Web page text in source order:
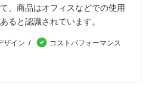
、商品はオフィスなどでの使用
ると認識されています。
ザイン
コストパフォーマンス